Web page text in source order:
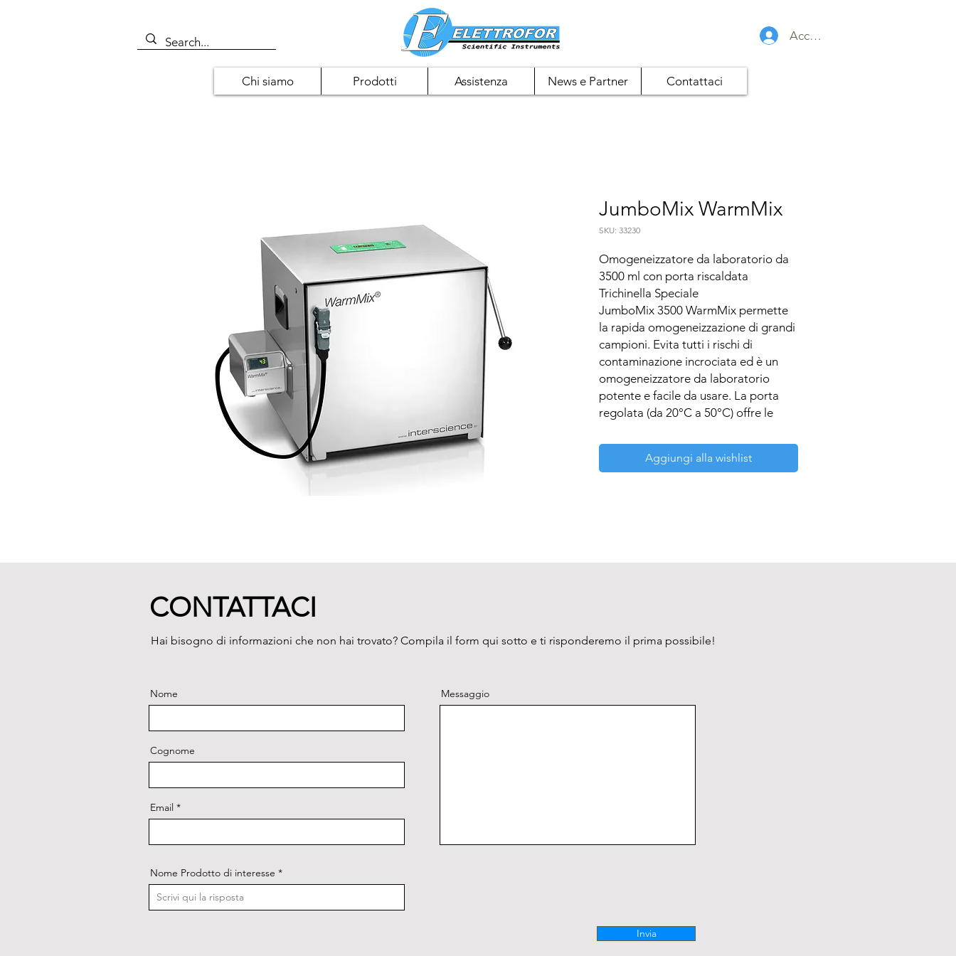
Accedi
Chi siamo Prodotti Assistenza News e Partner Contattaci
JumboMix WarmMix
SKU: 33230
Omogeneizzatore da laboratorio da
3500 ml con porta riscaldata
Trichinella Speciale
JumboMix 3500 WarmMix permette
la rapida omogeneizzazione di grandi
campioni. Evita tutti i rischi di
contaminazione incrociata ed è un
omogeneizzatore da laboratorio
potente e facile da usare. La porta
regolata (da 20°C a 50°C) offre le
nella carne di maiale.
Aggiungi alla wishlist
CONTATTACI
Hai bisogno di informazioni che non hai trovato? Compila il form qui sotto e ti risponderemo il prima possibile!
Nome
Cognome
Email
Messaggio
Nome Prodotto di interesse
Invia